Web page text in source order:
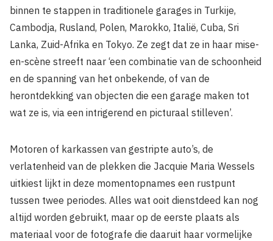
binnen te stappen in traditionele garages in Turkije,
Cambodja, Rusland, Polen, Marokko, Italië, Cuba, Sri
Lanka, Zuid-Afrika en Tokyo. Ze zegt dat ze in haar mise-
en-scène streeft naar ‘een combinatie van de schoonheid
en de spanning van het onbekende, of van de
herontdekking van objecten die een garage maken tot
wat ze is, via een intrigerend en picturaal stilleven’.
Motoren of karkassen van gestripte auto’s, de
verlatenheid van de plekken die Jacquie Maria Wessels
uitkiest lijkt in deze momentopnames een rustpunt
tussen twee periodes. Alles wat ooit dienstdeed kan nog
altijd worden gebruikt, maar op de eerste plaats als
materiaal voor de fotografe die daaruit haar vormelijke